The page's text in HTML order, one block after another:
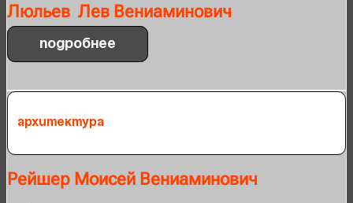
Люльев Лев Вениаминович
Подробнее
Архитектура
Рейшер Моисей Вениаминович